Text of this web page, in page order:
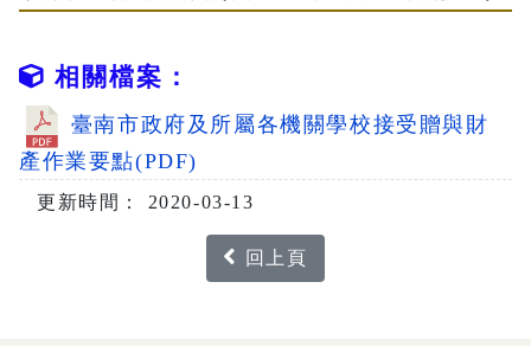
相關檔案：
臺南市政府及所屬各機關學校接受贈與財
產作業要點(PDF)
更新時間： 2020-03-13
回上頁